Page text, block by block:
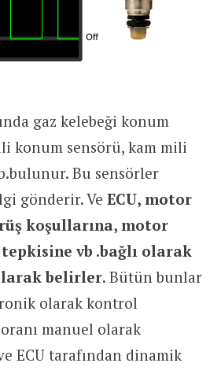
gaz kelebeği konum
konum sensörü, kam mili
Bu sensörler
gönderir. Ve ECU, motor
koşullarına, motor
tepkisine vb .bağlı olarak
belirler. Bütün bunlar
olarak kontrol
manuel olarak
ECU tarafından dinamik